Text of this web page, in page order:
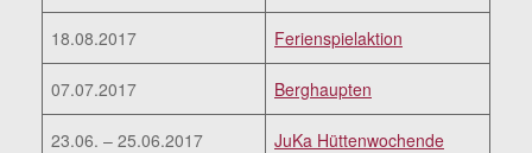
18.08.2017 Ferienspielaktion
07.07.2017 Berghaupten
23.06. – 25.06.2017 JuKa Hüttenwochende